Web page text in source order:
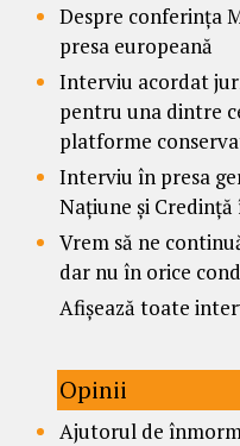
Despre conferința
presa europeană
Interviu acordat
pentru una dintre
platforme
Interviu în presa
Națiune și
Vrem să ne
dar nu în orice
Afișează toate
Opinii
Ajutorul de